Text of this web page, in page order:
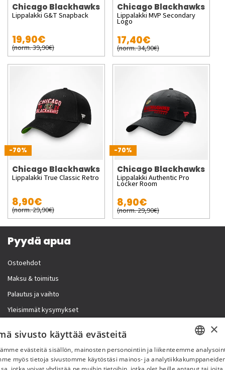
Chicago Blackhawks
Lippalakki G&T Snapback
19,90€
(norm. 39,90€)
Chicago Blackhawks
Lippalakki MVP Secondary
Logo
17,40€
(norm. 34,90€)
-70%
Chicago Blackhawks
Lippalakki True Classic Retro
8,90€
(norm. 29,90€)
-70%
Chicago Blackhawks
Lippalakki Authentic Pro
Locker Room
8,90€
(norm. 29,90€)
Pyydä apua
Ostoehdot
Maksu & toimitus
Palautus ja vaihto
Yleisimmät kysymykset
Lisää meistä
Yritystiedot
×
sivusto käyttää evästeitä
evästeitä sisällön, mainosten personointiin ja liikenteemme
myös tietoja sivustomme käytöstäsi mainos- ja